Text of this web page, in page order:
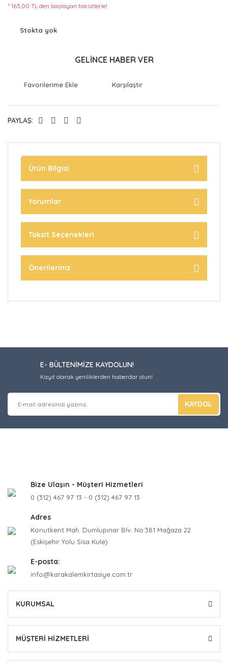
* 165,00 TL den başlayan taksitlerle!
Stokta yok
GELİNCE HABER VER
Karşılaştır
PAYLAŞ:
Ürün Bilgisi
Yorumlar
Taksit Seçenekleri
Önerileriniz
E- BÜLTENİMİZE KAYDOLUN!
Kayıt olarak yeniliklerden haberdar olun!
KAYDOL
Bize Ulaşın - Müşteri Hizmetleri
0 (312) 467 97 13 - 0 (312) 467 97 13
Adres
Konutkent Mah. Dumlupınar Blv. No:381 Mağaza 22
(Eskişehir Yolu Sisa Kule)
E-posta:
info@karakalemkirtasiye.com.tr
KURUMSAL
MÜŞTERİ HİZMETLERİ